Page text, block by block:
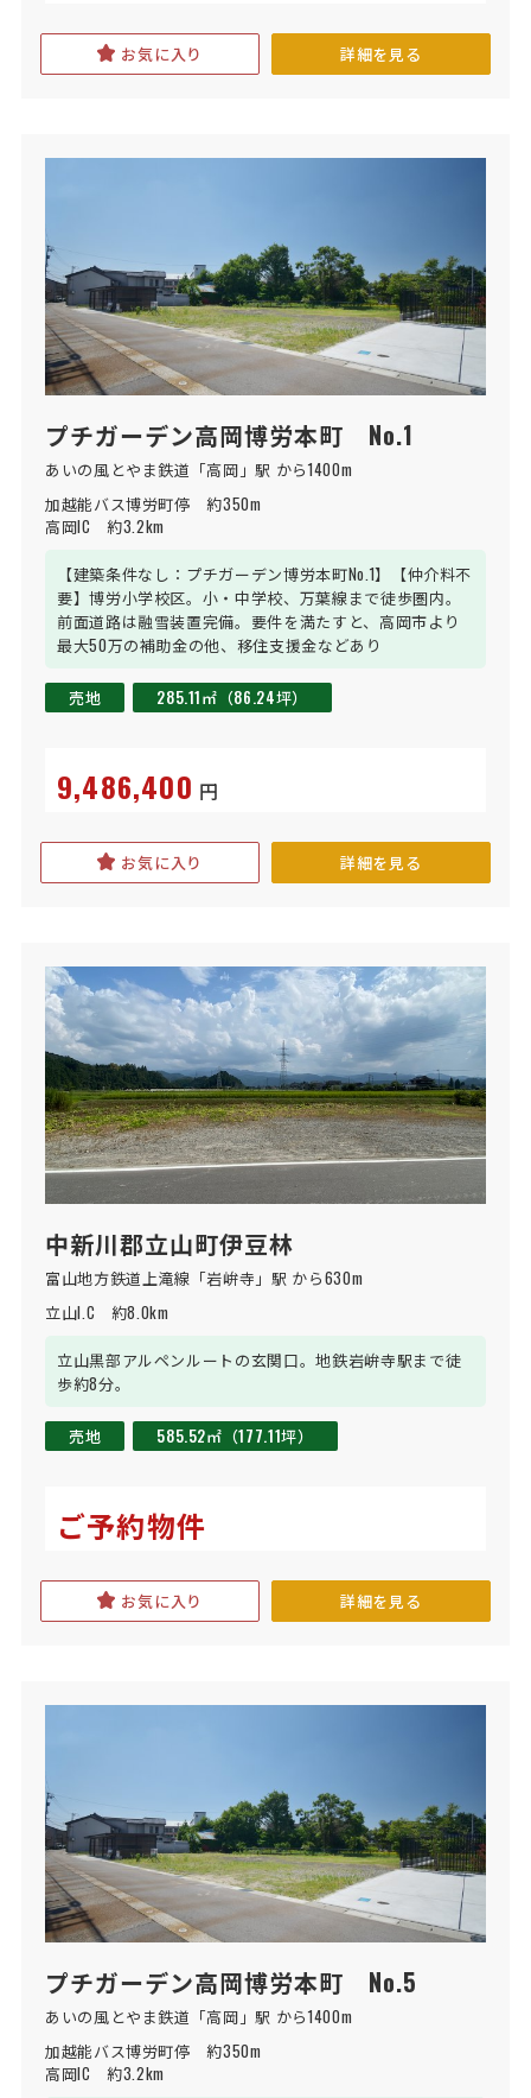
お気に入り 詳細を見る
プチガーデン高岡博労本町 No.1
あいの風とやま鉄道「高岡」駅 から1400m
加越能バス博労町停　約350m
高岡IC　約3.2km
【建築条件なし：プチガーデン博労本町No.1】【仲介料不
要】博労小学校区。小・中学校、万葉線まで徒歩圏内。
前面道路は融雪装置完備。要件を満たすと、高岡市より
最大50万の補助金の他、移住支援金などあり
売地 285.11㎡（86.24坪）
9,486,400 円
お気に入り 詳細を見る
中新川郡立山町伊豆林
富山地方鉄道上滝線「岩峅寺」駅 から630m
立山I.C　約8.0km
立山黒部アルペンルートの玄関口。地鉄岩峅寺駅まで徒
歩約8分。
売地 585.52㎡（177.11坪）
ご予約物件
お気に入り 詳細を見る
プチガーデン高岡博労本町 No.5
あいの風とやま鉄道「高岡」駅 から1400m
加越能バス博労町停　約350m
高岡IC　約3.2km